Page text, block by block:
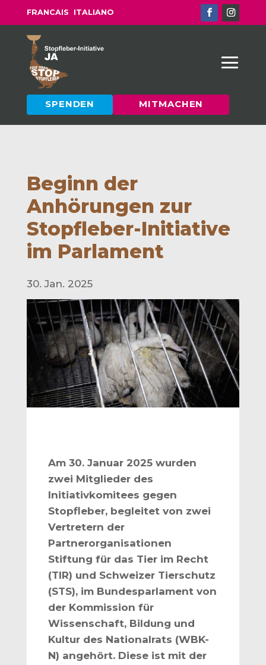
FRANCAIS ITALIANO
SPENDEN MITMACHEN
Beginn der
Anhörungen zur
Stopfleber-Initiative
im Parlament
30. Jan. 2025
Am 30. Januar 2025 wurden
zwei Mitglieder des
Initiativkomitees gegen
Stopfleber, begleitet von zwei
Vertretern der
Partnerorganisationen
Stiftung für das Tier im Recht
(TIR) und Schweizer Tierschutz
(STS), im Bundesparlament von
der Kommission für
Wissenschaft, Bildung und
Kultur des Nationalrats (WBK-
N) angehört. Diese ist mit der